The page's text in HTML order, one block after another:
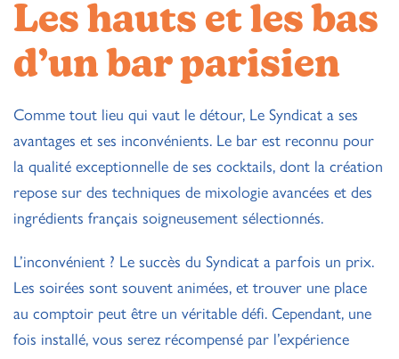
Les hauts et les bas
d’un bar parisien
Comme tout lieu qui vaut le détour, Le Syndicat a ses
avantages et ses inconvénients. Le bar est reconnu pour
la qualité exceptionnelle de ses cocktails, dont la création
repose sur des techniques de mixologie avancées et des
ingrédients français soigneusement sélectionnés.
L’inconvénient ? Le succès du Syndicat a parfois un prix.
Les soirées sont souvent animées, et trouver une place
au comptoir peut être un véritable défi. Cependant, une
fois installé, vous serez récompensé par l’expérience